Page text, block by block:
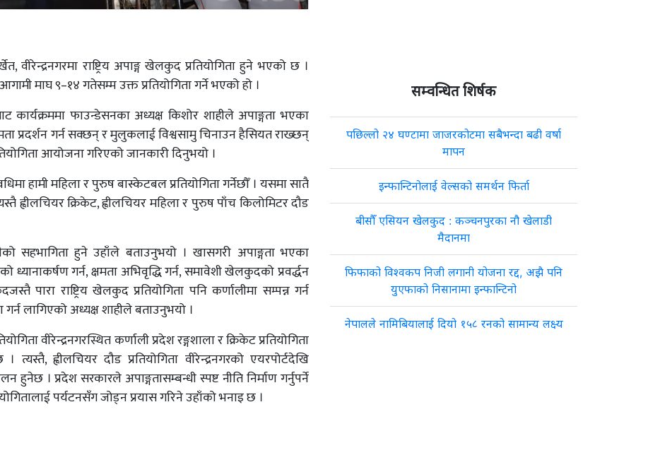
वीरेन्द्रनगरमा राष्ट्रिय अपाङ्ग खेलकुद प्रतियोगिता हुने भएको छ ।
माघ ९–१४ गतेसम्म उक्त प्रतियोगिता गर्ने भएको हो ।
कार्यक्रममा फाउन्डेसनका अध्यक्ष किशोर शाहीले अपाङ्गता भएका
प्रदर्शन गर्न सक्छन् र मुलुकलाई विश्वसामु चिनाउन हैसियत राख्छन्
आयोजना गरिएको जानकारी दिनुभयो ।
हामी महिला र पुरुष बास्केटबल प्रतियोगिता गर्नेछौँ । यसमा सातै
ह्वीलचियर क्रिकेट, ह्वीलचियर महिला र पुरुष पाँच किलोमिटर दौड
सहभागिता हुने उहाँले बताउनुभयो । खासगरी अपाङ्गता भएका
ध्यानाकर्षण गर्न, क्षमता अभिवृद्धि गर्न, समावेशी खेलकुदको प्रवर्द्धन
पारा राष्ट्रिय खेलकुद प्रतियोगिता पनि कर्णालीमा सम्पन्न गर्न
लागिएको अध्यक्ष शाहीले बताउनुभयो ।
वीरेन्द्रनगरस्थित कर्णाली प्रदेश रङ्गशाला र क्रिकेट प्रतियोगिता
ह्वीलचियर दौड प्रतियोगिता वीरेन्द्रनगरको एयरपोर्टदेखि
हुनेछ । प्रदेश सरकारले अपाङ्गतासम्बन्धी स्पष्ट नीति निर्माण गर्नुपर्ने
पर्यटनसँग जोड्न प्रयास गरिने उहाँको भनाइ छ ।
सम्वन्धित शिर्षक
पछिल्लो २४ घण्टामा जाजरकोटमा सबैभन्दा बढी वर्षा
मापन
इन्फान्टिनोलाई वेल्सको समर्थन फिर्ता
बीसौँ एसियन खेलकुद : कञ्चनपुरका नौ खेलाडी
मैदानमा
फिफाको विश्वकप निजी लगानी योजना रद्द, अझै पनि
युएफाको निसानामा इन्फान्टिनो
नेपालले नामिबियालाई दियो १५८ रनको सामान्य लक्ष्य